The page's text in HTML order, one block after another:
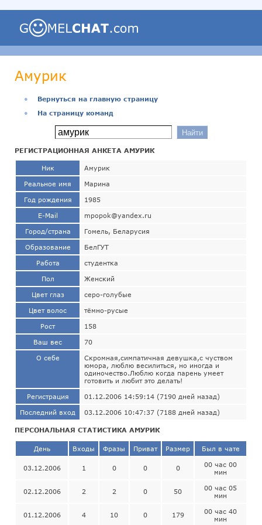
Амурик
●
Вернуться на главную страницу
●
На страницу команд
РЕГИСТРАЦИОННАЯ АНКЕТА АМУРИК
Ник Амурик
Реальное имя Марина
Год рождения 1985
E-Mail mpopok@yandex.ru
Город/страна Гомель, Беларусия
Образование БелГУТ
Работа студентка
Пол Женский
Цвет глаз серо-голубые
Цвет волос тёмно-русые
Рост 158
Ваш вес 70
О себе
Скромная,симпатичная девушка,с чуством
юмора, люблю весилиться, но иногда и
одиночество.Люблю когда парень умеет
готовить и любит это делать!
Регистрация 01.12.2006 14:59:14 (7190 дней назад)
Последний вход 03.12.2006 10:47:37 (7188 дней назад)
ПЕРСОНАЛЬНАЯ СТАТИСТИКА АМУРИК
День Входы Фразы Приват Размер Был в чате
03.12.2006 1 0 0 0
00 час 00
мин
02.12.2006 2 2 0 50
00 час 05
мин
01.12.2006 4 10 0 179
00 час 40
мин